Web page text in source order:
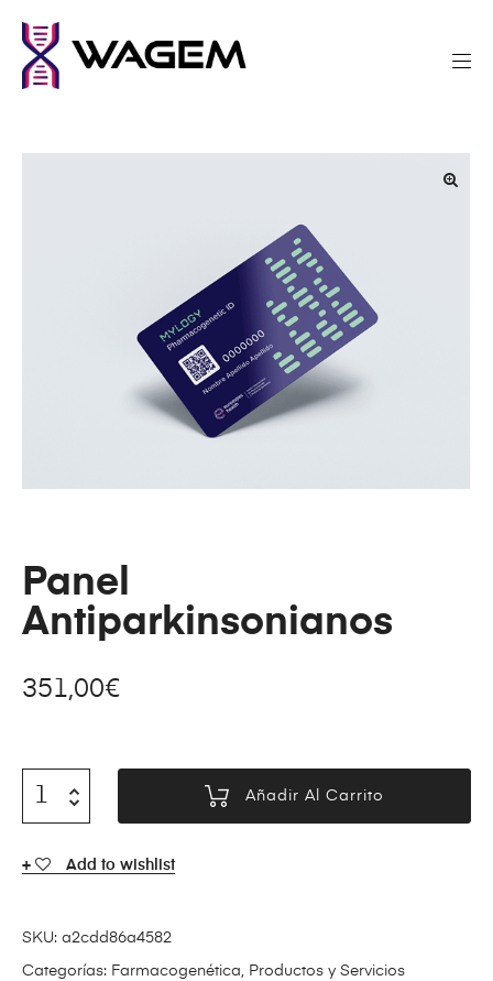
Panel
Antiparkinsonianos
351,00€
Añadir Al Carrito
Add to wishlist
SKU: a2cdd86a4582
Categorías: Farmacogenética Productos y Servicios